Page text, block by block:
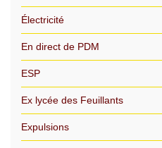
Électricité
En direct de PDM
ESP
Ex lycée des Feuillants
Expulsions